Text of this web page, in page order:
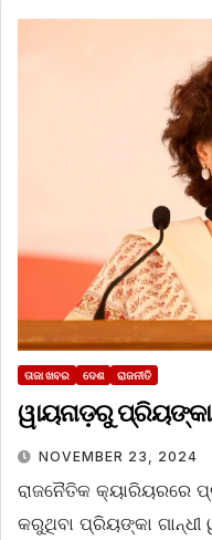
ତାଜା ଖବର ଦେଶ ରାଜନୀତି
ୱାୟନାଡ଼ରୁ
NOVEMBER 23, 2024
ରାଜନୈତିକ କ୍ୟାରିୟରରେ
କରୁଥିବା ପ୍ରିୟଙ୍କା ଗାନ୍ଧୀ